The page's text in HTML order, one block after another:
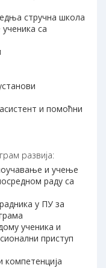
стручна школа
са
и помоћни
развија:
и учење
раду са
у ПУ за
ученика и
приступ
компетенција